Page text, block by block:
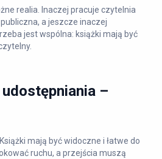
realia. Inaczej pracuje czytelnia
a jeszcze inaczej
jest wspólna: książki mają być
–
mają być widoczne i łatwe do
ruchu, a przejścia muszą